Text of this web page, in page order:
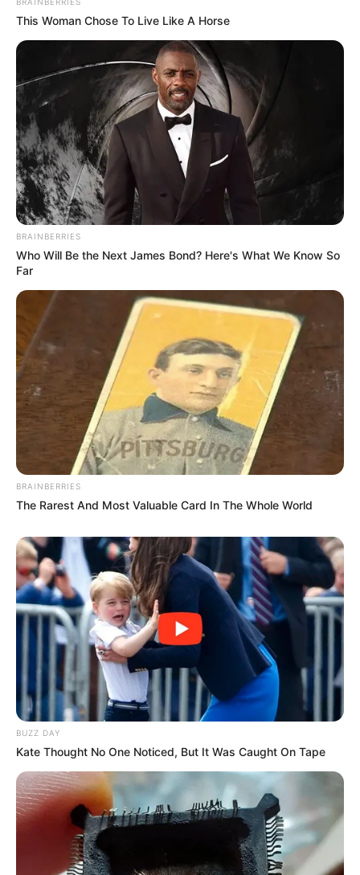
BRAINBERRIES
This Woman Chose To Live Like A Horse
BRAINBERRIES
Who Will Be the Next James Bond? Here's What We Know So
Far
BRAINBERRIES
The Rarest And Most Valuable Card In The Whole World
BUZZ DAY
Kate Thought No One Noticed, But It Was Caught On Tape